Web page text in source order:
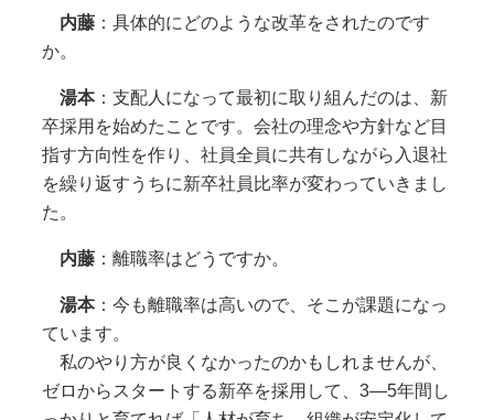
内藤：具体的にどのような改革をされたのです
か。
湯本：支配人になって最初に取り組んだのは、新
卒採用を始めたことです。会社の理念や方針など目
指す方向性を作り、社員全員に共有しながら入退社
を繰り返すうちに新卒社員比率が変わっていきまし
た。
内藤：離職率はどうですか。
湯本：今も離職率は高いので、そこが課題になっ
ています。
私のやり方が良くなかったのかもしれませんが、
ゼロからスタートする新卒を採用して、3―5年間し